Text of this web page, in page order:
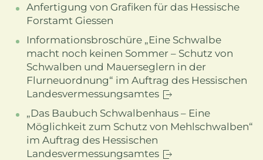
Anfertigung von Grafiken für das Hessische
Forstamt Giessen
Informationsbroschüre „Eine Schwalbe
macht noch keinen Sommer – Schutz von
Schwalben und Mauerseglern in der
Flurneuordnung“ im Auftrag des Hessischen
Landesvermessungsamtes
„Das Baubuch Schwalbenhaus – Eine
Möglichkeit zum Schutz von Mehlschwalben“
im Auftrag des Hessischen
Landesvermessungsamtes